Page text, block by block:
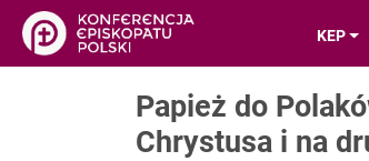
KEP
Papież do
Chrystusa i na